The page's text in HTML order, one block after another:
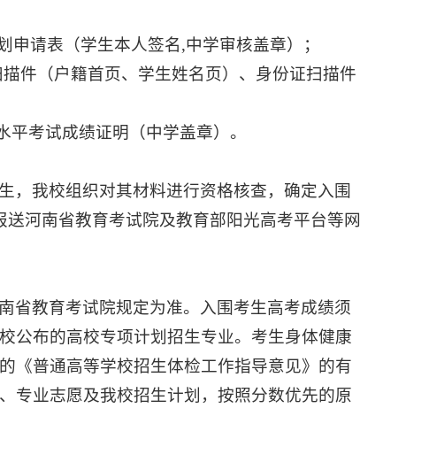
请表（学生本人签名,中学审核盖章）；
件（户籍首页、学生姓名页）、身份证扫描件
考试成绩证明（中学盖章）。
，我校组织对其材料进行资格核查，确定入围
河南省教育考试院及教育部阳光高考平台等网
省教育考试院规定为准。入围考生高考成绩须
公布的高校专项计划招生专业。考生身体健康
《普通高等学校招生体检工作指导意见》的有
专业志愿及我校招生计划，按照分数优先的原